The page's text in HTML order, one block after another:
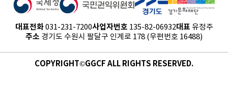
대표전화 031-231-7200사업자번호 135-82-06932대표 유정주
주소 경기도 수원시 팔달구 인계로 178 (우편번호 16488)
COPYRIGHT©GGCF ALL RIGHTS RESERVED.